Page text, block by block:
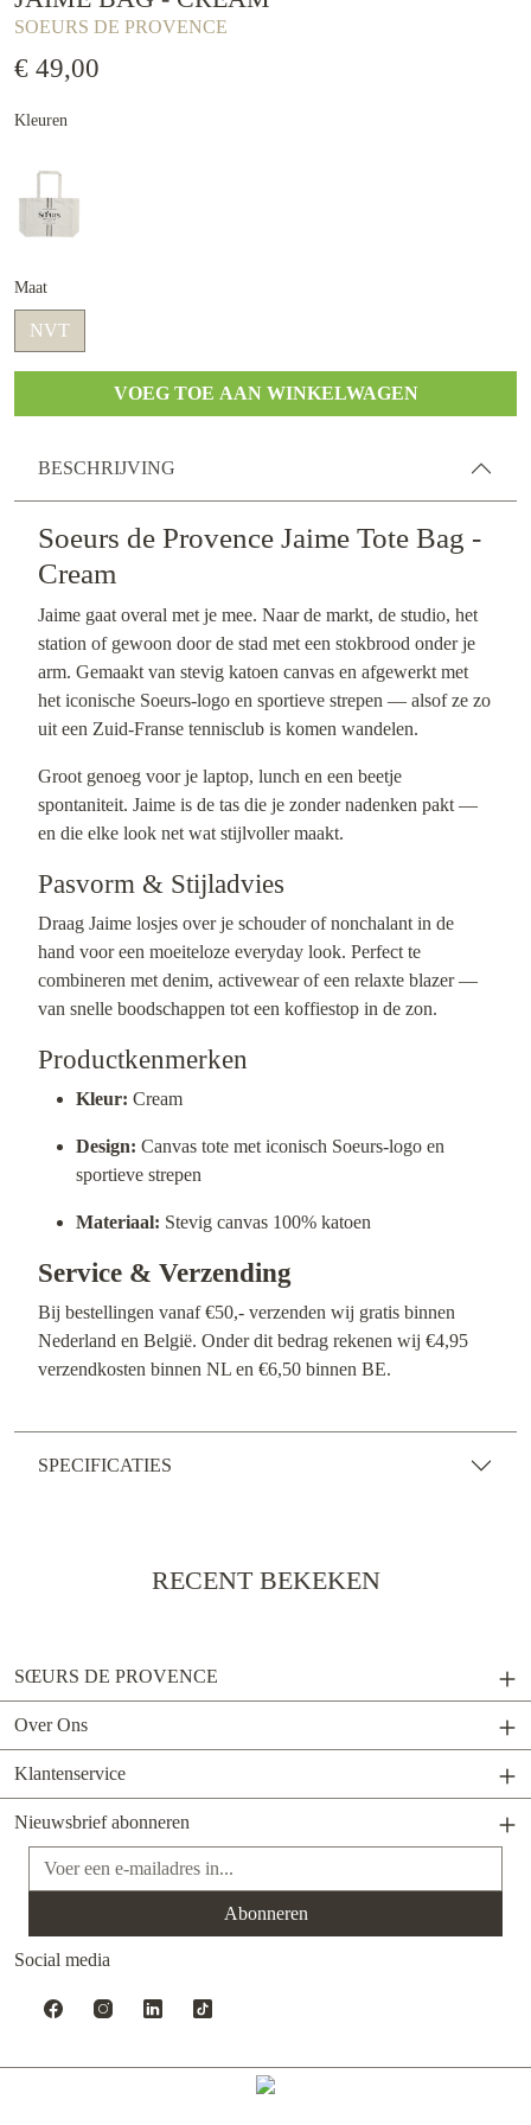
SOEURS DE PROVENCE
€ 49,00
Kleuren
Maat
NVT
VOEG TOE AAN WINKELWAGEN
BESCHRIJVING
Soeurs de Provence Jaime Tote Bag -
Cream
Jaime gaat overal met je mee. Naar de markt, de studio, het
station of gewoon door de stad met een stokbrood onder je
arm. Gemaakt van stevig katoen canvas en afgewerkt met
het iconische Soeurs-logo en sportieve strepen — alsof ze zo
uit een Zuid-Franse tennisclub is komen wandelen.
Groot genoeg voor je laptop, lunch en een beetje
spontaniteit. Jaime is de tas die je zonder nadenken pakt —
en die elke look net wat stijlvoller maakt.
Pasvorm & Stijladvies
Draag Jaime losjes over je schouder of nonchalant in de
hand voor een moeiteloze everyday look. Perfect te
combineren met denim, activewear of een relaxte blazer —
van snelle boodschappen tot een koffiestop in de zon.
Productkenmerken
Kleur: Cream
Design: Canvas tote met iconisch Soeurs-logo en
sportieve strepen
Materiaal: Stevig canvas 100% katoen
Service & Verzending
Bij bestellingen vanaf €50,- verzenden wij gratis binnen
Nederland en België. Onder dit bedrag rekenen wij €4,95
verzendkosten binnen NL en €6,50 binnen BE.
SPECIFICATIES
RECENT BEKEKEN
SŒURS DE PROVENCE
Over Ons
Klantenservice
Nieuwsbrief abonneren
E-mailadres*
Abonneren
Social media